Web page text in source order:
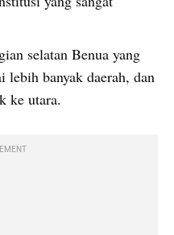
selatan Benua yang
lebih banyak daerah, dan
ke utara.